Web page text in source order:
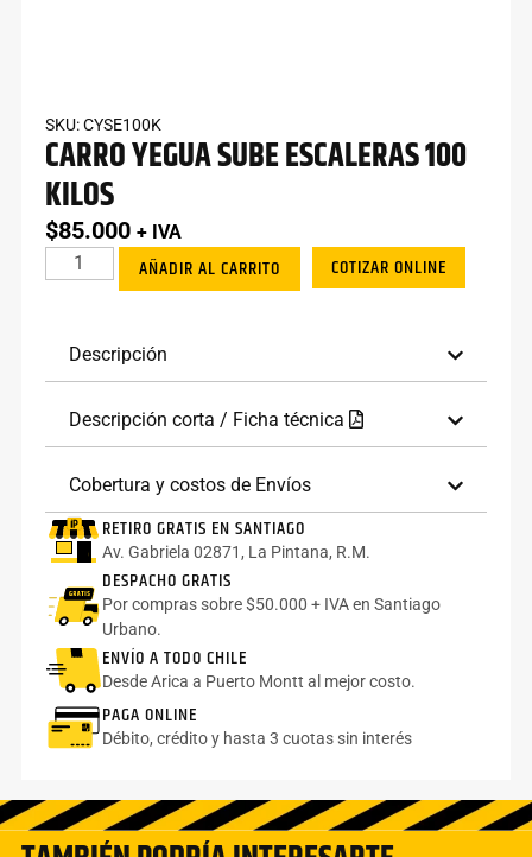
SKU: CYSE100K
CARRO YEGUA SUBE ESCALERAS 100
KILOS
$85.000 + IVA
AÑADIR AL CARRITO COTIZAR ONLINE
Descripción
Descripción corta / Ficha técnica
Cobertura y costos de Envíos
RETIRO GRATIS EN SANTIAGO
Av. Gabriela 02871, La Pintana, R.M.
DESPACHO GRATIS
Por compras sobre $50.000 + IVA en Santiago
Urbano.
ENVÍO A TODO CHILE
Desde Arica a Puerto Montt al mejor costo.
PAGA ONLINE
Débito, crédito y hasta 3 cuotas sin interés